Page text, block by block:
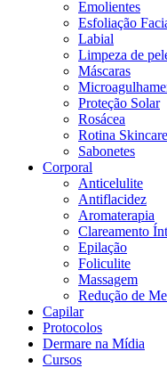
Emolientes
Esfoliação
Labial
Limpeza de
Máscaras
Proteção Solar
Rosácea
Rotina Skincare
Sabonetes
Corporal
Anticelulite
Antiflacidez
Aromaterapia
Clareamento
Epilação
Foliculite
Massagem
Redução de
Capilar
Protocolos
Dermare na Mídia
Cursos